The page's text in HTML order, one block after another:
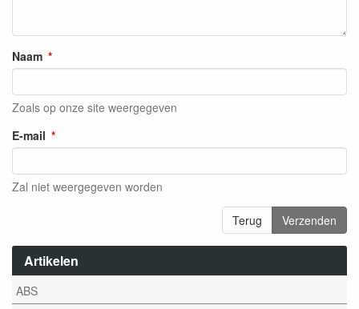
Artikelen
ABS
Naam
Zoals op onze site weergegeven
E-mail
Zal niet weergegeven worden
Terug Verzenden